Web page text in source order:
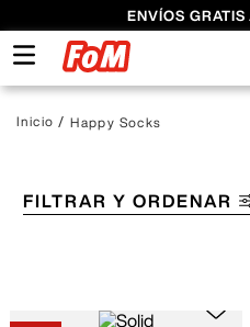
ENVÍOS GRATIS
Happy Socks
FILTRAR Y ORDENAR